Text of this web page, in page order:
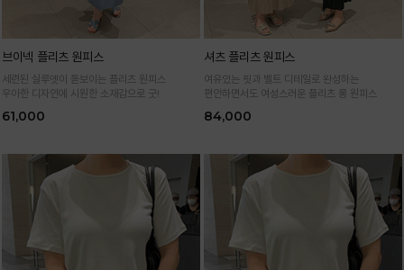
브이넥 플리츠 원피스
세련된 실루엣이 돋보이는 플리츠 원피스
우아한 디자인에 시원한 소재감으로 굿!
61,000
셔츠 플리츠 원피스
여유있는 핏과 벨트 디테일로 완성하는
편안하면서도 여성스러운 플리츠 롱 원피스
84,000